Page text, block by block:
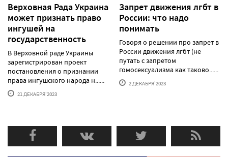
Верховная Рада Украина
может признать право
ингушей на
государственность
В Верховной раде Украины
зарегистрирован проект
постановления о признании
права ингушского народа н......
21 ДЕКАБРЯ'2023
Запрет движения лгбт в
России: что надо
понимать
Говоря о решении про запрет в
России движения лгбт (не
путать с запретом
гомосексуализма как таково......
2 ДЕКАБРЯ'2023